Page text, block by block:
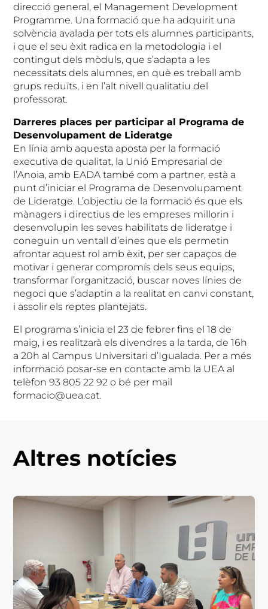
direcció general, el Management Development
Programme. Una formació que ha adquirit una
solvència avalada per tots els alumnes participants,
i que el seu èxit radica en la metodologia i el
contingut dels mòduls, que s’adapta a les
necessitats dels alumnes, en què es treball amb
grups reduïts, i en l’alt nivell qualitatiu del
professorat.
Darreres places per participar al Programa de
Desenvolupament de Lideratge
En línia amb aquesta aposta per la formació
executiva de qualitat, la Unió Empresarial de
l’Anoia, amb EADA també com a partner, està a
punt d’iniciar el Programa de Desenvolupament
de Lideratge. L’objectiu de la formació és que els
mànagers i directius de les empreses millorin i
desenvolupin les seves habilitats de lideratge i
coneguin un ventall d’eines que els permetin
afrontar aquest rol amb èxit, per ser capaços de
motivar i generar compromís dels seus equips,
transformar l’organització, buscar noves línies de
negoci que s’adaptin a la realitat en canvi constant,
i assolir els reptes plantejats.
El programa s’inicia el 23 de febrer fins el 18 de
maig, i es realitzarà els divendres a la tarda, de 16h
a 20h al Campus Universitari d’Igualada. Per a més
informació posar-se en contacte amb la UEA al
telèfon 93 805 22 92 o bé per mail
formacio@uea.cat.
Altres notícies